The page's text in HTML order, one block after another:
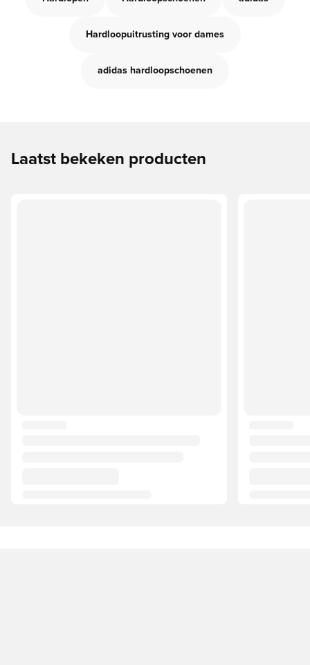
Hardloopuitrusting voor dames
adidas hardloopschoenen
Laatst bekeken producten